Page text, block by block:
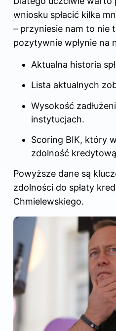
wniosku spłacić kilka
– przyniesie nam to nie
pozytywnie wpłynie na
Aktualna historia
Lista aktualnych
Wysokość
instytucjach.
Scoring BIK, który
zdolność
Powyższe dane są
zdolności do spłaty
Chmielewskiego.